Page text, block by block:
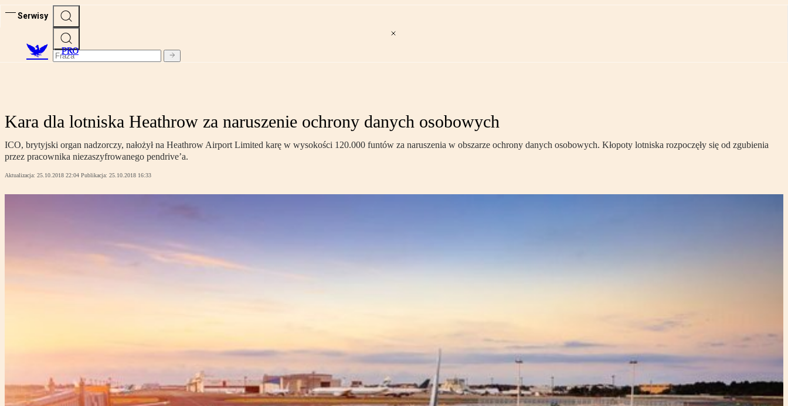
Serwisy
PRO
Kara dla lotniska Heathrow za naruszenie ochrony danych osobowych
ICO, brytyjski organ nadzorczy, nałożył na Heathrow Airport Limited karę w wysokości 120.000 funtów za naruszenia w obszarze ochrony danych osobowych. Kłopoty lotniska rozpoczęły się od zgubienia
przez pracownika niezaszyfrowanego pendrive’a.
Aktualizacja: 25.10.2018 22:04 Publikacja: 25.10.2018 16:33